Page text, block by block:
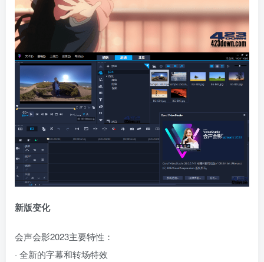
新版变化
会声会影2023主要特性：
· 全新的字幕和转场特效